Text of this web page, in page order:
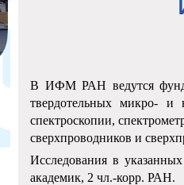
В ИФМ РАН ведутся
твердотельных микро- и
спектроскопии,
сверхпроводников и
Исследования в
академик, 2 чл.-корр. РАН.